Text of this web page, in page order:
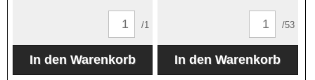
/1 /53